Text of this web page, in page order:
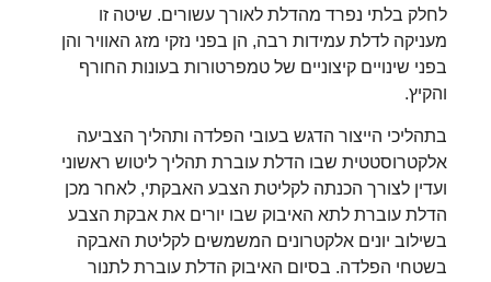
לחלק בלתי נפרד מהדלת לאורך עשורים. שיטה זו
מעניקה לדלת עמידות רבה, הן בפני נזקי מזג האוויר והן
בפני שינויים קיצוניים של טמפרטורות בעונות החורף
בתהליכי הייצור הדגש בעובי הפלדה ותהליך הצביעה
אלקטרוסטטית שבו הדלת עוברת תהליך ליטוש ראשוני
ועדין לצורך הכנתה לקליטת הצבע האבקתי, לאחר מכן
הדלת עוברת לתא האיבוק שבו יורים את אבקת הצבע
בשילוב יונים אלקטרונים המשמשים לקליטת האבקה
בשטחי הפלדה. בסיום האיבוק הדלת עוברת לתנור